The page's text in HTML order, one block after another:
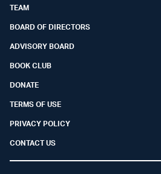
TEAM
BOARD OF DIRECTORS
ADVISORY BOARD
BOOK CLUB
DONATE
TERMS OF USE
PRIVACY POLICY
CONTACT US